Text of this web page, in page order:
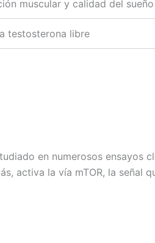
muscular y calidad del sueño
testosterona libre
en numerosos ensayos
activa la vía mTOR, la señal